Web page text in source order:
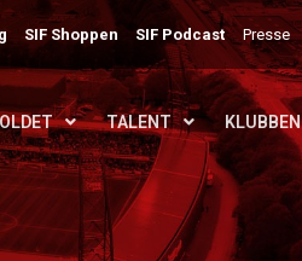
SIF Shoppen SIF Podcast Presse
TALENT KLUBBEN